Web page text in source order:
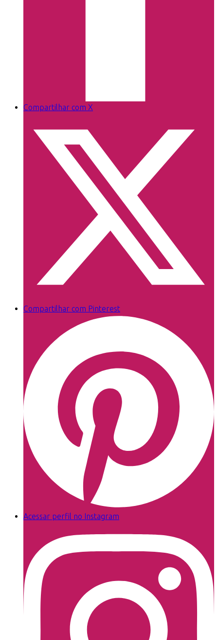
Compartilhar com X
Compartilhar com Pinterest
Acessar perfil no Instagram